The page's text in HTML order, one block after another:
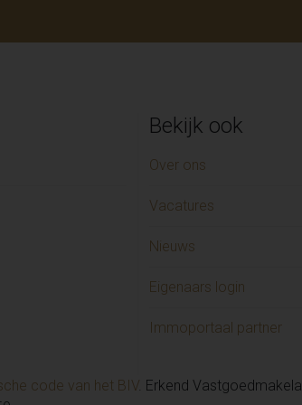
Bekijk ook
Over ons
Vacatures
Nieuws
Eigenaars login
Immoportaal partner
code van het BIV. Erkend